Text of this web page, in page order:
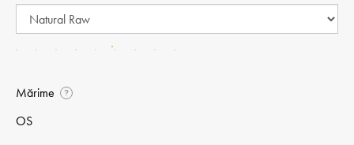
Mărime ?
OS